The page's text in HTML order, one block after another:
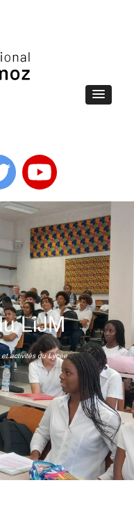
LiJM
activités du Lycée